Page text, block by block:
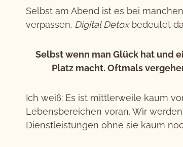
Selbst am Abend ist es bei
verpassen. Digital Detoxbedeutet
Selbst wenn man Glück hat und
Platz macht. Oftmals
Ich weiß: Es ist mittlerweile kaum
Lebensbereichen voran. Wir
Dienstleistungen ohne sie kaum